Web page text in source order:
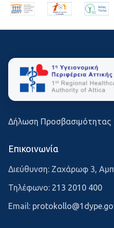
Δήλωση Προσβασιμότητας
Επικοινωνία
Διεύθυνση: Ζαχάρωφ 3,
Τηλέφωνο: 213 2010 400
Email: